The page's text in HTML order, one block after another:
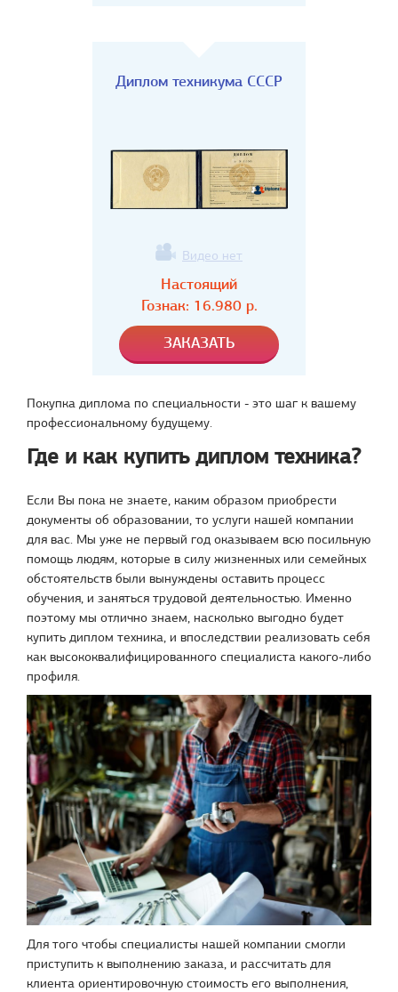
Диплом техникума СССР
Видео нет
Настоящий
Гознак: 16.980р.
Покупка диплома по специальности - это шаг к вашему
профессиональному будущему.
Где и как купить диплом техника?
Если Вы пока не знаете, каким образом приобрести
документы об образовании, то услуги нашей компании
для вас. Мы уже не первый год оказываем всю посильную
помощь людям, которые в силу жизненных или семейных
обстоятельств были вынуждены оставить процесс
обучения, и заняться трудовой деятельностью. Именно
поэтому мы отлично знаем, насколько выгодно будет
купить диплом техника, и впоследствии реализовать себя
как высококвалифицированного специалиста какого-либо
профиля.
Для того чтобы специалисты нашей компании смогли
приступить к выполнению заказа, и рассчитать для
клиента ориентировочную стоимость его выполнения,